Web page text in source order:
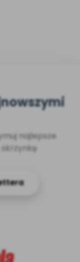
najlepsze